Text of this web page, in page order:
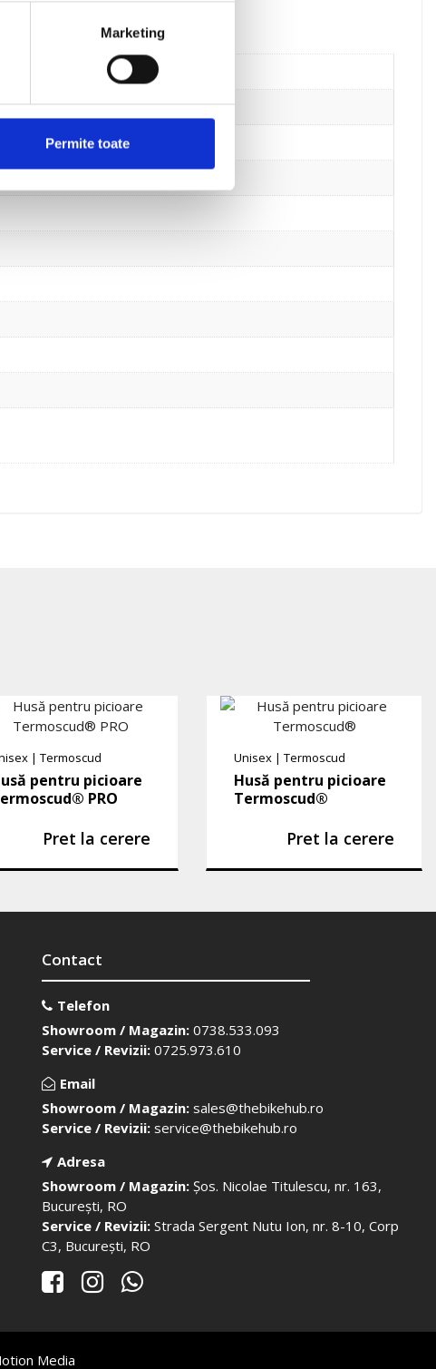
Marketing
Permite toate
|Termoscud
pentru picioare
PRO
Pret la cerere
Unisex |Termoscud
Husă pentru picioare
Termoscud®
Pret la cerere
Contact
Telefon
Showroom / Magazin: 0738.533.093
Service / Revizii: 0725.973.610
Email
Showroom / Magazin: sales@thebikehub.ro
Service / Revizii: service@thebikehub.ro
Adresa
Showroom / Magazin: Șos. Nicolae Titulescu, nr. 163,
București, RO
Service / Revizii: Strada Sergent Nutu Ion, nr. 8-10, Corp
C3, București, RO
Media